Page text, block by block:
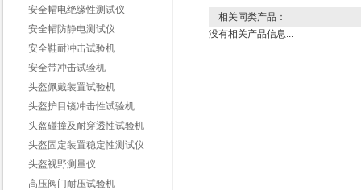
安全帽电绝缘性测试仪
安全帽防静电测试仪
安全鞋耐冲击试验机
安全带冲击试验机
头盔佩戴装置试验机
头盔护目镜冲击性试验机
头盔碰撞及耐穿透性试验机
头盔固定装置稳定性测试仪
头盔视野测量仪
高压阀门耐压试验机
相关同类产品：
没有相关产品信息...